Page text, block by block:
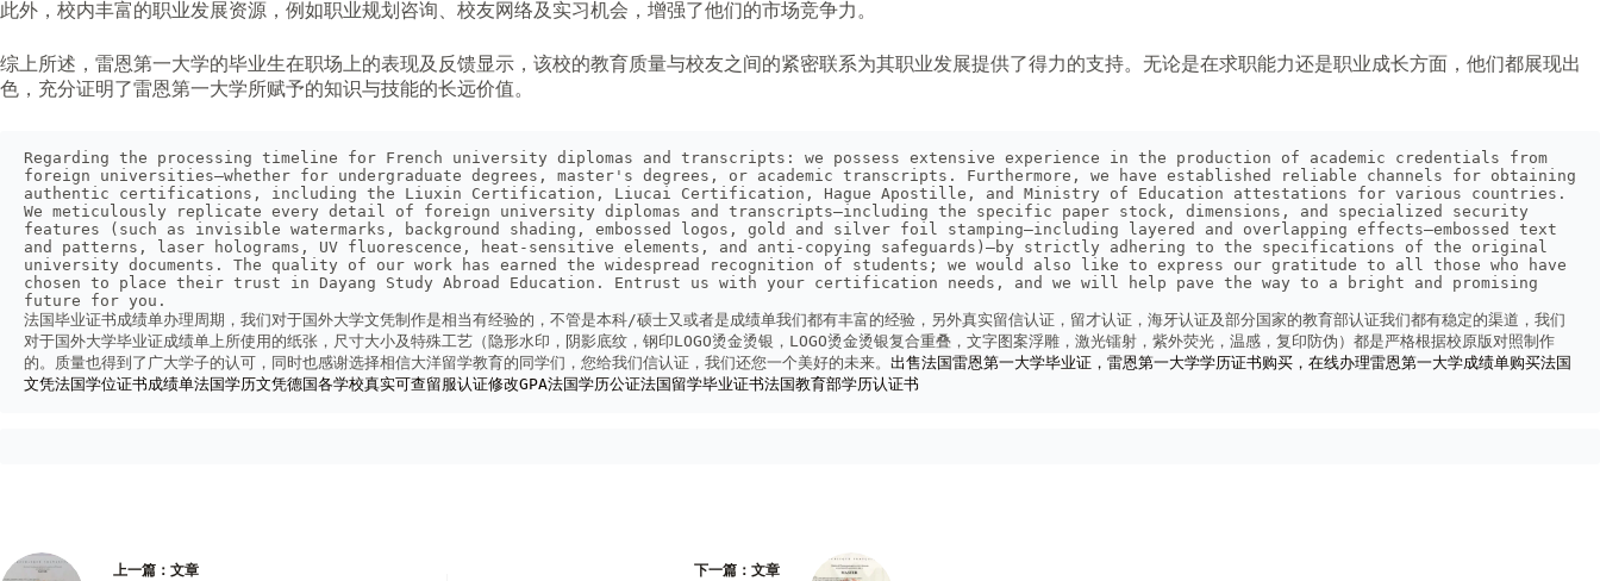
此外，校内丰富的职业发展资源，例如职业规划咨询、校友网络及实习机会，增强了他们的市场竞争力。
综上所述，雷恩第一大学的毕业生在职场上的表现及反馈显示，该校的教育质量与校友之间的紧密联系为其职业发展提供了得力的支持。无论是在求职能力还是职业成长方面，他们都展现出
色，充分证明了雷恩第一大学所赋予的知识与技能的长远价值。
Regarding the processing timeline for French university diplomas and transcripts: we possess extensive experience in the production of academic credentials from
foreign universities—whether for undergraduate degrees, master's degrees, or academic transcripts. Furthermore, we have established reliable channels for obtaining
authentic certifications, including the Liuxin Certification, Liucai Certification, Hague Apostille, and Ministry of Education attestations for various countries.
We meticulously replicate every detail of foreign university diplomas and transcripts—including the specific paper stock, dimensions, and specialized security
features (such as invisible watermarks, background shading, embossed logos, gold and silver foil stamping—including layered and overlapping effects—embossed text
and patterns, laser holograms, UV fluorescence, heat-sensitive elements, and anti-copying safeguards)—by strictly adhering to the specifications of the original
university documents. The quality of our work has earned the widespread recognition of students; we would also like to express our gratitude to all those who have
chosen to place their trust in Dayang Study Abroad Education. Entrust us with your certification needs, and we will help pave the way to a bright and promising
future for you.
法国毕业证书成绩单办理周期，我们对于国外大学文凭制作是相当有经验的，不管是本科/硕士又或者是成绩单我们都有丰富的经验，另外真实留信认证，留才认证，海牙认证及部分国家的教育部认证我们都有稳定的渠道，我们
对于国外大学毕业证成绩单上所使用的纸张，尺寸大小及特殊工艺（隐形水印，阴影底纹，钢印LOGO烫金烫银，LOGO烫金烫银复合重叠，文字图案浮雕，激光镭射，紫外荧光，温感，复印防伪）都是严格根据校原版对照制作
的。质量也得到了广大学子的认可，同时也感谢选择相信大洋留学教育的同学们，您给我们信认证，我们还您一个美好的未来。 出售法国雷恩第一大学毕业证，雷恩第一大学学历证书购买，在线办理雷恩第一大学成绩单购买法国
文凭法国学位证书成绩单法国学历文凭德国各学校真实可查留服认证修改GPA法国学历公证法国留学毕业证书法国教育部学历认证书
上一篇： 文章 下一篇： 文章